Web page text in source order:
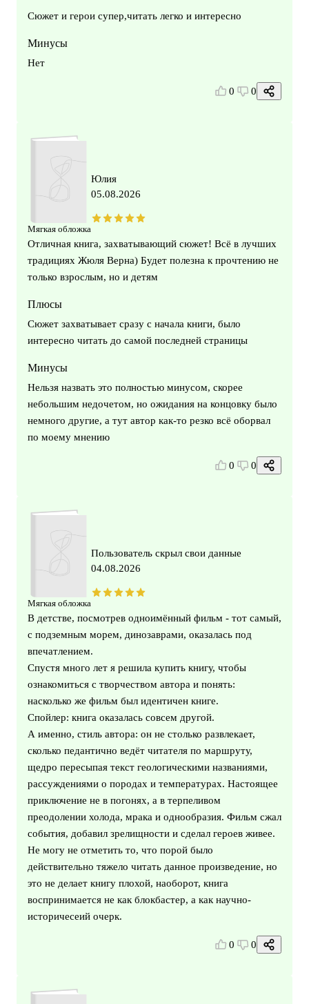
Сюжет и герои супер,читать легко и интересно
Минусы
Нет
0 0
Мягкая обложка
Юлия
05.08.2026
Отличная книга, захватывающий сюжет! Всё в лучших
традициях Жюля Верна) Будет полезна к прочтению не
только взрослым, но и детям
Плюсы
Сюжет захватывает сразу с начала книги, было
интересно читать до самой последней страницы
Минусы
Нельзя назвать это полностью минусом, скорее
небольшим недочетом, но ожидания на концовку было
немного другие, а тут автор как-то резко всё оборвал
по моему мнению
0 0
Мягкая обложка
Пользователь скрыл свои данные
04.08.2026
В детстве, посмотрев одноимённый фильм - тот самый,
с подземным морем, динозаврами, оказалась под
впечатлением.
Спустя много лет я решила купить книгу, чтобы
ознакомиться с творчеством автора и понять:
насколько же фильм был идентичен книге.
Спойлер: книга оказалась совсем другой.
А именно, стиль автора: он не столько развлекает,
сколько педантично ведёт читателя по маршруту,
щедро пересыпая текст геологическими названиями,
рассуждениями о породах и температурах. Настоящее
приключение не в погонях, а в терпеливом
преодолении холода, мрака и однообразия. Фильм сжал
события, добавил зрелищности и сделал героев живее.
Не могу не отметить то, что порой было
действительно тяжело читать данное произведение, но
это не делает книгу плохой, наоборот, книга
воспринимается не как блокбастер, а как научно-
историчесеий очерк.
0 0